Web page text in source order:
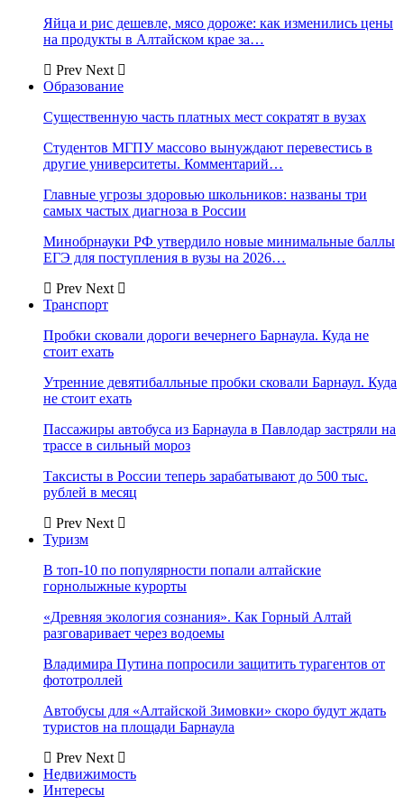
Яйца и рис дешевле, мясо дороже: как изменились цены
на продукты в Алтайском крае за…
Prev Next
Образование
Существенную часть платных мест сократят в вузах
Студентов МГПУ массово вынуждают перевестись в
другие университеты. Комментарий…
Главные угрозы здоровью школьников: названы три
самых частых диагноза в России
Минобрнауки РФ утвердило новые минимальные баллы
ЕГЭ для поступления в вузы на 2026…
Prev Next
Транспорт
Пробки сковали дороги вечернего Барнаула. Куда не
стоит ехать
Утренние девятибалльные пробки сковали Барнаул. Куда
не стоит ехать
Пассажиры автобуса из Барнаула в Павлодар застряли на
трассе в сильный мороз
Таксисты в России теперь зарабатывают до 500 тыс.
рублей в месяц
Prev Next
Туризм
В топ-10 по популярности попали алтайские
горнолыжные курорты
«Древняя экология сознания». Как Горный Алтай
разговаривает через водоемы
Владимира Путина попросили защитить турагентов от
фототроллей
Автобусы для «Алтайской Зимовки» скоро будут ждать
туристов на площади Барнаула
Prev Next
Недвижимость
Интересы